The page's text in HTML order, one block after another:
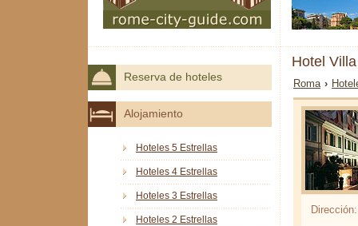
Hotel
Roma ›
Dirección:
Reserva de hoteles
Alojamiento
Hoteles 5 Estrellas
Hoteles 4 Estrellas
Hoteles 3 Estrellas
Hoteles 2 Estrellas